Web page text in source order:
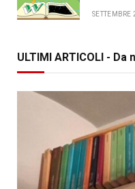
SETTEMBRE
ULTIMI ARTICOLI - Da